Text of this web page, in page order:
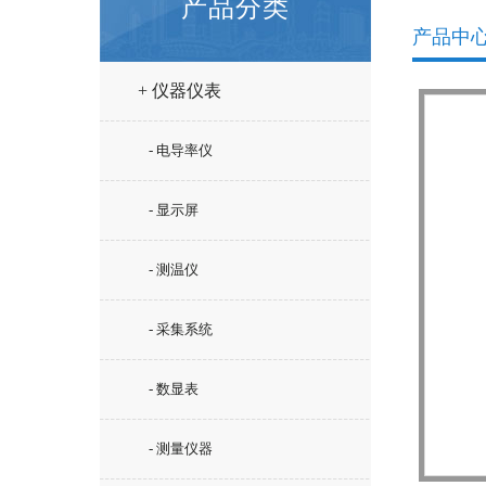
产品分类
+ 仪器仪表
- 电导率仪
- 显示屏
- 测温仪
- 采集系统
- 数显表
- 测量仪器
产品中